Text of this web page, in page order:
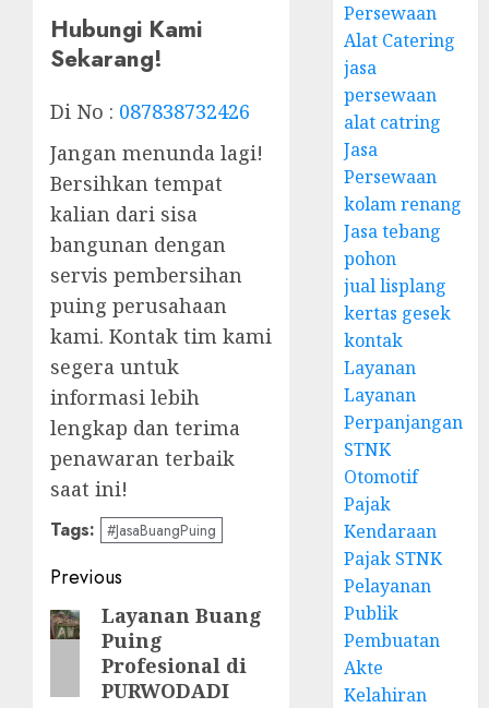
Hubungi Kami
Sekarang!
Di No : 087838732426
Jangan menunda lagi!
Bersihkan tempat
kalian dari sisa
bangunan dengan
servis pembersihan
puing perusahaan
kami. Kontak tim kami
segera untuk
informasi lebih
lengkap dan terima
penawaran terbaik
saat ini!
Tags: #JasaBuangPuing
Post
navigation
Previous
Previous
post:
Layanan Buang
Puing
Profesional di
PURWODADI
Persewaan
Alat Catering
jasa
persewaan
alat catring
Jasa
Persewaan
kolam renang
Jasa tebang
pohon
jual lisplang
kertas gesek
kontak
Layanan
Layanan
Perpanjangan
STNK
Otomotif
Pajak
Kendaraan
Pajak STNK
Pelayanan
Publik
Pembuatan
Akte
Kelahiran